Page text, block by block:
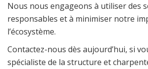
Nous nous engageons à utiliser des
responsables et à minimiser notre
l’écosystème.
Contactez-nous dès aujourd’hui, si
spécialiste de la structure et